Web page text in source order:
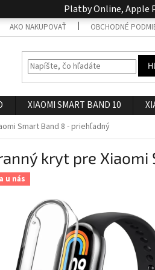
Platby Online, Apple
AKO NAKUPOVAŤ OBCHODNÉ
XIAOMI SMART BAND 10
Smart Band 8 - priehľadný
kryt pre
u nás